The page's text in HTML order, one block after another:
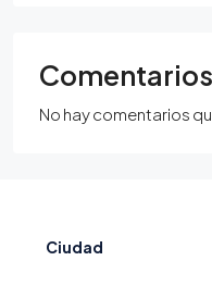
No hay comentarios
Ciudad